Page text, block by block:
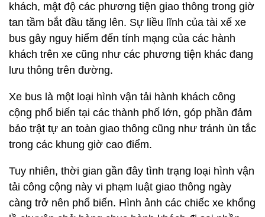
khách, mật độ các phương tiện giao thông trong giờ
tan tầm bắt đầu tăng lên. Sự liều lĩnh của tài xế xe
bus gây nguy hiểm đến tính mạng của các hành
khách trên xe cũng như các phương tiện khác đang
lưu thông trên đường.
Xe bus là một loại hình vận tải hành khách công
cộng phổ biến tại các thành phố lớn, góp phần đảm
bảo trật tự an toàn giao thông cũng như tránh ùn tắc
trong các khung giờ cao điểm.
Tuy nhiên, thời gian gần đây tình trạng loại hình vận
tải công cộng này vi phạm luật giao thông ngày
càng trở nên phổ biến. Hình ảnh các chiếc xe khổng